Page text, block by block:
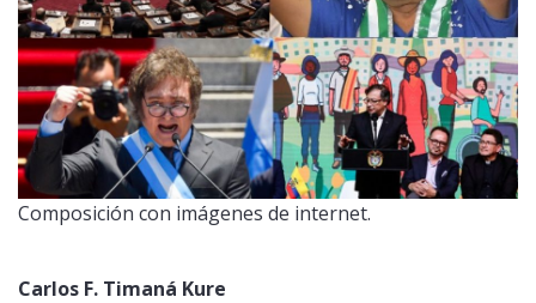
Composición con imágenes de internet.
Carlos F. Timaná Kure